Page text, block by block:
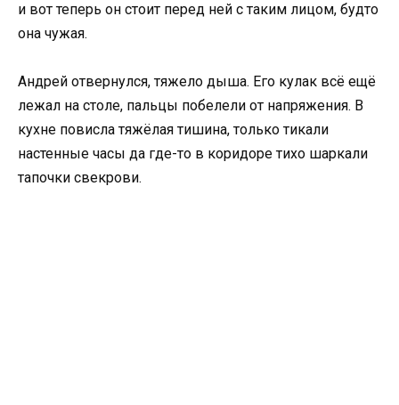
и вот теперь он стоит перед ней с таким лицом, будто
она чужая.
Андрей отвернулся, тяжело дыша. Его кулак всё ещё
лежал на столе, пальцы побелели от напряжения. В
кухне повисла тяжёлая тишина, только тикали
настенные часы да где-то в коридоре тихо шаркали
тапочки свекрови.